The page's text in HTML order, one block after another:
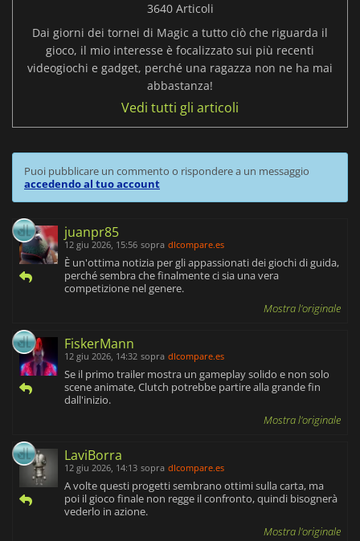
3640 Articoli
Dai giorni dei tornei di Magic a tutto ciò che riguarda il
gioco, il mio interesse è focalizzato sui più recenti
videogiochi e gadget, perché una ragazza non ne ha mai
abbastanza!
Vedi tutti gli articoli
Puoi pubblicare un commento o rispondere a un messaggio
accedendo al tuo account
juanpr85
12 giu 2026, 15:56 sopra dlcompare.es
È un'ottima notizia per gli appassionati dei giochi di guida,
perché sembra che finalmente ci sia una vera
competizione nel genere.
Mostra l'originale
FiskerMann
12 giu 2026, 14:32 sopra dlcompare.es
Se il primo trailer mostra un gameplay solido e non solo
scene animate, Clutch potrebbe partire alla grande fin
dall'inizio.
Mostra l'originale
LaviBorra
12 giu 2026, 14:13 sopra dlcompare.es
A volte questi progetti sembrano ottimi sulla carta, ma
poi il gioco finale non regge il confronto, quindi bisognerà
vederlo in azione.
Mostra l'originale